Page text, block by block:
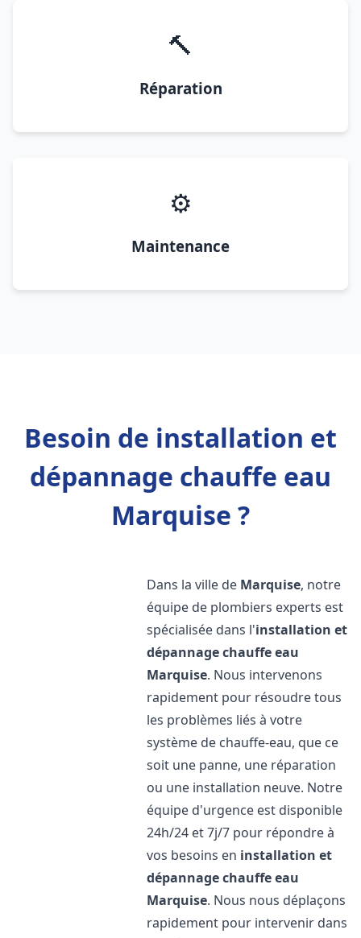
🔨
Réparation
⚙️
Maintenance
Besoin de installation et
dépannage chauffe eau
Marquise ?
Dans la ville de Marquise, notre
équipe de plombiers experts est
spécialisée dans l'installation et
dépannage chauffe eau
Marquise. Nous intervenons
rapidement pour résoudre tous
les problèmes liés à votre
système de chauffe-eau, que ce
soit une panne, une réparation
ou une installation neuve. Notre
équipe d'urgence est disponible
24h/24 et 7j/7 pour répondre à
vos besoins en installation et
dépannage chauffe eau
Marquise. Nous nous déplaçons
rapidement pour intervenir dans